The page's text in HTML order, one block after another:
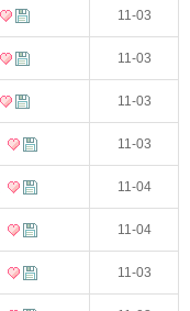
11-03
11-03
11-03
11-03
11-04
11-04
11-03